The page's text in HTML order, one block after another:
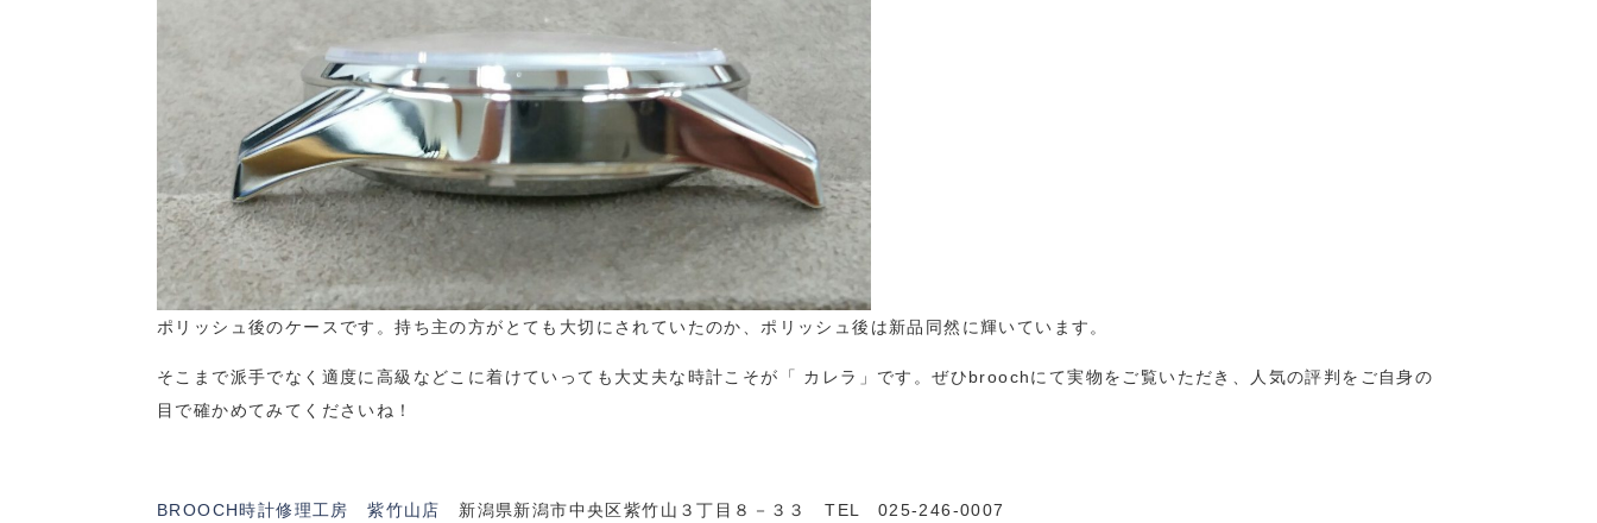
ポリッシュ後のケースです。持ち主の方がとても大切にされていたのか、ポリッシュ後は新品同然に輝いています。
そこまで派手でなく適度に高級などこに着けていっても大丈夫な時計こそが「 カレラ」です。ぜひbroochにて実物をご覧いただき、人気の評判をご自身の
目で確かめてみてくださいね！
BROOCH時計修理工房 紫竹山店 新潟県新潟市中央区紫竹山３丁目８－３３ TEL 025-246-0007